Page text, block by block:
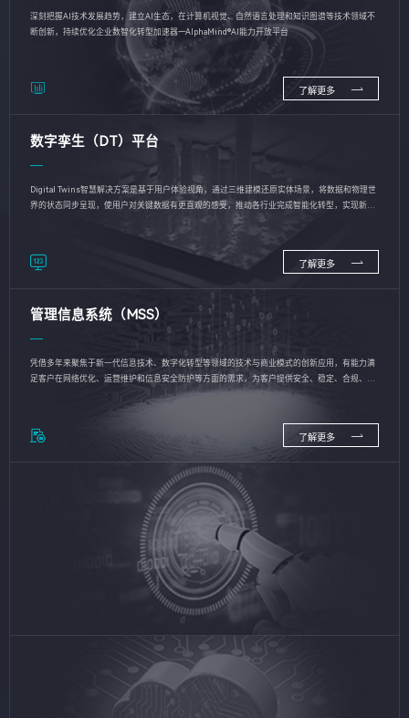
深刻把握AI技术发展趋势，建立AI生态，在计算机视觉、自然语言处理和知识图谱等技术领域不
断创新，持续优化企业数智化转型加速器—AlphaMind®AI能力开放平台
了解更多
数字孪生（DT）平台
Digital Twins智慧解决方案是基于用户体验视角，通过三维建模还原实体场景，将数据和物理世
界的状态同步呈现，使用户对关键数据有更直观的感受，推动各行业完成智能化转型，实现新旧
了解更多
管理信息系统（MSS）
凭借多年来聚焦于新一代信息技术、数字化转型等领域的技术与商业模式的创新应用，有能力满
足客户在网络优化、运营维护和信息安全防护等方面的需求，为客户提供安全、稳定、合规、持
了解更多